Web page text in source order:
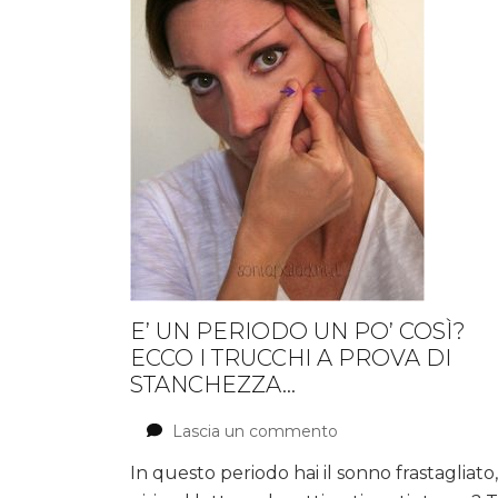
E’ UN PERIODO UN PO’ COSÌ?
ECCO I TRUCCHI A PROVA DI
STANCHEZZA…
Lascia un commento
un
In questo periodo hai il sonno